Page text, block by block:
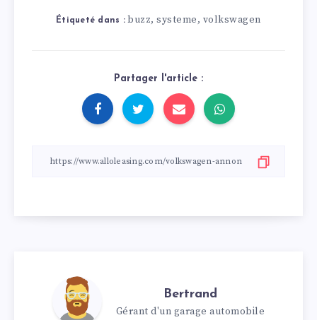
Étiqueté dans : buzz,systeme, volkswagen
Partager l'article :
Bertrand
Gérant d'un garage automobile